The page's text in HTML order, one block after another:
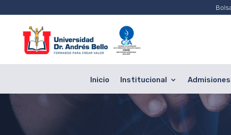
Inicio Institucional Admisiones